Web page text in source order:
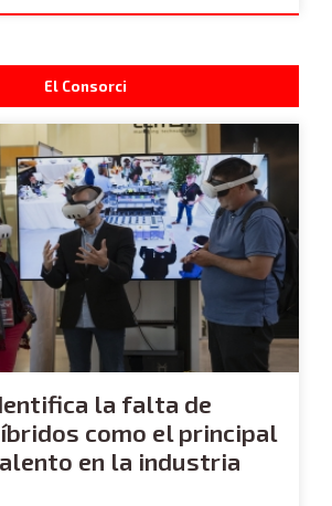
El Consorci
la falta de
como el principal
en la industria